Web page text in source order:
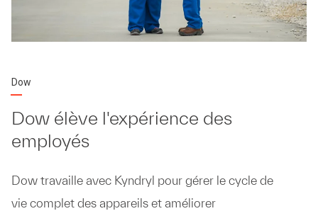
Dow
Dow élève l'expérience des
employés
Dow travaille avec Kyndryl pour gérer le cycle de
vie complet des appareils et améliorer